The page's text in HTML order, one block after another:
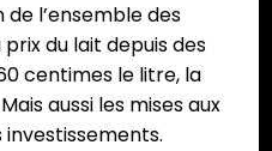
de l’ensemble des
du lait depuis des
centimes le litre, la
aussi les mises aux